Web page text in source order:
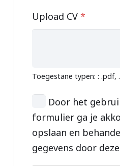
Upload CV *
Toegestane typen: : .pdf,
Door het
formulier ga je
opslaan en
gegevens door